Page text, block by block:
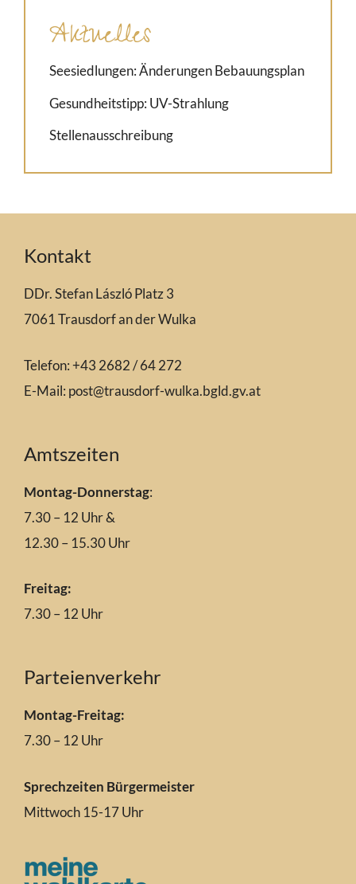
Aktuelles
Seesiedlungen: Änderungen Bebauungsplan
Gesundheitstipp: UV-Strahlung
Stellenausschreibung
Kontakt
DDr. Stefan László Platz 3
7061 Trausdorf an der Wulka
Telefon: +43 2682 / 64 272
E-Mail: post@trausdorf-wulka.bgld.gv.at
Amtszeiten
Montag-Donnerstag:
7.30 – 12 Uhr &
12.30 – 15.30 Uhr
Freitag:
7.30 – 12 Uhr
Parteienverkehr
Montag-Freitag:
7.30 – 12 Uhr
Sprechzeiten Bürgermeister
Mittwoch 15-17 Uhr